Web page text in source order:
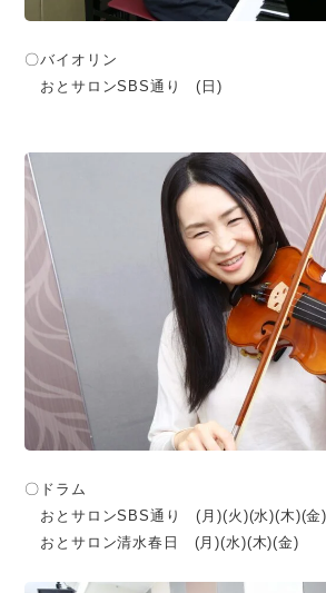
〇バイオリン
おとサロンSBS通り (日)
〇ドラム
おとサロンSBS通り (月)(火)(水)(木)(金
おとサロン清水春日 (月)(水)(木)(金)